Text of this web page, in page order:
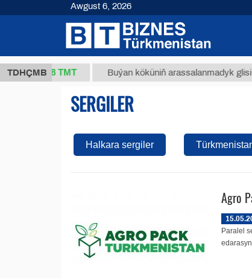
TDHÇMB
37,8 ТМТ Buýan köküniň arassalanmadyk glisirrizin
SERGILER
Halkara sergiler
Agro
Paralel
Awgust 6, 2026